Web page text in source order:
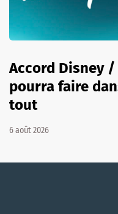
Accord Disney
pourra faire
tout
6 août 2026